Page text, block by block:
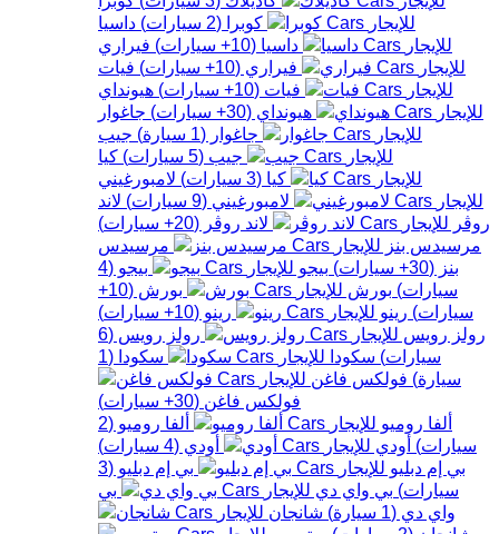
كوبرا (
2 سيارات) داسيا
داسيا (
10+ سيارات) فيراري
فيراري (
10+ سيارات) فيات
فيات (
10+ سيارات) هيونداي
هيونداي (
30+ سيارات) جاغوار
جاغوار (
1 سيارة) جيب
جيب (
5 سيارات) كيا
كيا (
3 سيارات) لامبورغيني
لامبورغيني (
9 سيارات) لاند
روڤر
لاند روڤر (
20+ سيارات)
مرسيدس بنز
مرسيدس
بنز (
30+ سيارات) بيجو بيجو (
4
سيارات) بورش بورش (
10+
سيارات) رينو رينو (
10+ سيارات)
رولز رويس
رولز رويس (
6
سيارات) سكودا سكودا (
1
سيارة) فولكس فاغن
فولكس فاغن (
30+ سيارات)
ألفا روميو
ألفا روميو (
2
سيارات) أودي أودي (
4 سيارات)
بي إم دبليو
بي إم دبليو (
3
سيارات) بي واي دي
بي
واي دي (
1 سيارة) شانجان